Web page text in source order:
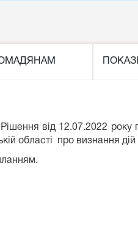
Рішення від 12.07.2022
області про визнання